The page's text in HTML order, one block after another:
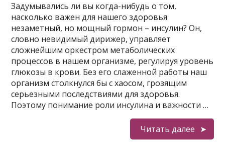
Задумывались ли вы когда-нибудь о том,
насколько важен для нашего здоровья
незаметный, но мощный гормон – инсулин? Он,
словно невидимый дирижер, управляет
сложнейшим оркестром метаболических
процессов в нашем организме, регулируя уровень
глюкозы в крови. Без его слаженной работы наш
организм столкнулся бы с хаосом, грозящим
серьезными последствиями для здоровья.
Поэтому понимание роли инсулина и важности …
Читать далее